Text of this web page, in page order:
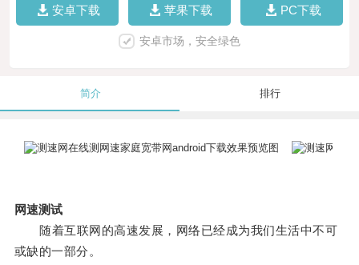
安卓下载 苹果下载 PC下载
安卓市场，安全绿色
简介 排行
网速测试
随着互联网的高速发展，网络已经成为我们生活中不可
或缺的一部分。